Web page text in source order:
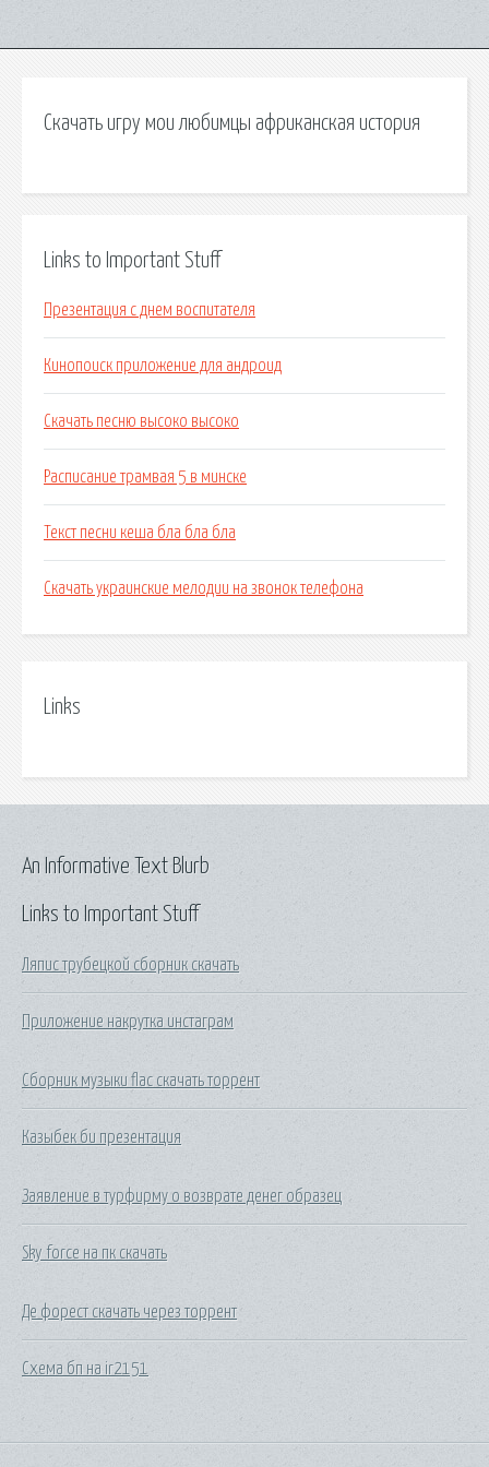
Скачать игру мои любимцы африканская история
Links to Important Stuff
Презентация с днем воспитателя
Кинопоиск приложение для андроид
Скачать песню высоко высоко
Расписание трамвая 5 в минске
Текст песни кеша бла бла бла
Скачать украинские мелодии на звонок телефона
Links
Links to Important Stuff
Ляпис трубецкой сборник скачать
Приложение накрутка инстаграм
Сборник музыки flac скачать торрент
Казыбек би презентация
Заявление в турфирму о возврате денег образец
Sky force на пк скачать
Де форест скачать через торрент
Схема бп на ir2151
An Informative Text Blurb